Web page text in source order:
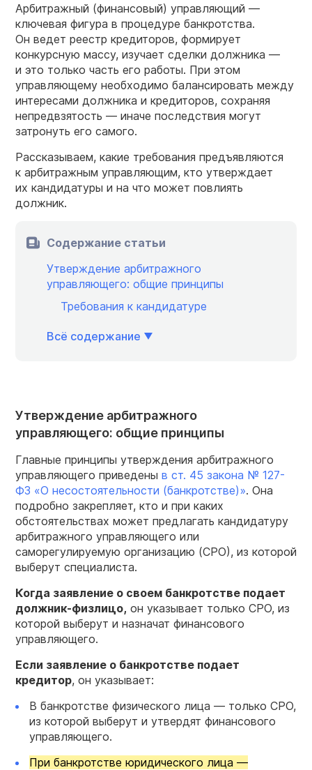
Арбитражный (финансовый) управляющий —
ключевая фигура в процедуре банкротства.
Он ведет реестр кредиторов, формирует
конкурсную массу, изучает сделки должника —
и это только часть его работы. При этом
управляющему необходимо балансировать между
интересами должника и кредиторов, сохраняя
непредвзятость — иначе последствия могут
затронуть его самого.
Рассказываем, какие требования предъявляются
к арбитражным управляющим, кто утверждает
их кандидатуры и на что может повлиять
должник.
Содержание статьи
Утверждение арбитражного
управляющего: общие принципы
Требования к кандидатуре
Всё содержание
Утверждение арбитражного
управляющего: общие принципы
Главные принципы утверждения арбитражного
управляющего приведены в ст. 45 закона № 127-
ФЗ «О несостоятельности (банкротстве)». Она
подробно закрепляет, кто и при каких
обстоятельствах может предлагать кандидатуру
арбитражного управляющего или
саморегулируемую организацию (СРО), из которой
выберут специалиста.
Когда заявление о своем банкротстве подает
должник-физлицо, он указывает только СРО, из
которой выберут и назначат финансового
управляющего.
Если заявление о банкротстве подает
кредитор, он указывает:
В банкротстве физического лица — только СРО,
из которой выберут и утвердят финансового
управляющего.
При банкротстве юридического лица —